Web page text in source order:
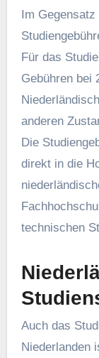
Im
Für das
Gebühren bei
anderen
Die
direkt in die
technischen
Auch das
Niederlanden